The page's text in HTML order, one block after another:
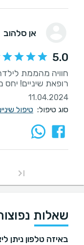
אן סלהוב
5.0
חוויה מהממת
רופאת שיניים!
11.04.2024
סוג טיפול: טיפול
שאלות
באיזה טלפון